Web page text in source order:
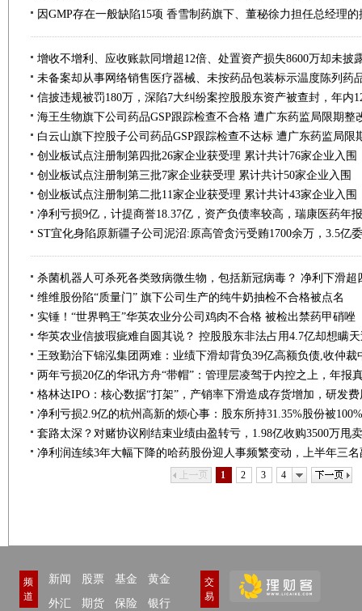
海王生物旗下公司药品GSP跟踪检查不合格 遭广东药监局限期整
白云山旗下控股子公司药品GSP跟踪检查不达标 遭广东药监局限
创业板试点注册制第四批26家企业获受理 累计共计76家企业入围
创业板试点注册制第三批7家企业获受理 累计共计50家企业入围
创业板试点注册制第二批11家企业获受理 累计共计43家企业入围
净利亏损9亿，计提商誉18.37亿，资产负债率较高，瑞康医药年
维维股份陷“质量门” 旗下公司生产的纯牛奶抽检不合格被点名
实锤！“世界鸭王”华英农业分公司鸡肉不合格 被检出禁药甲硝唑
1 2 3 4
下一页
频
道
新闻 股票 基金
黄金
外汇
期货 保险 银行
交
易